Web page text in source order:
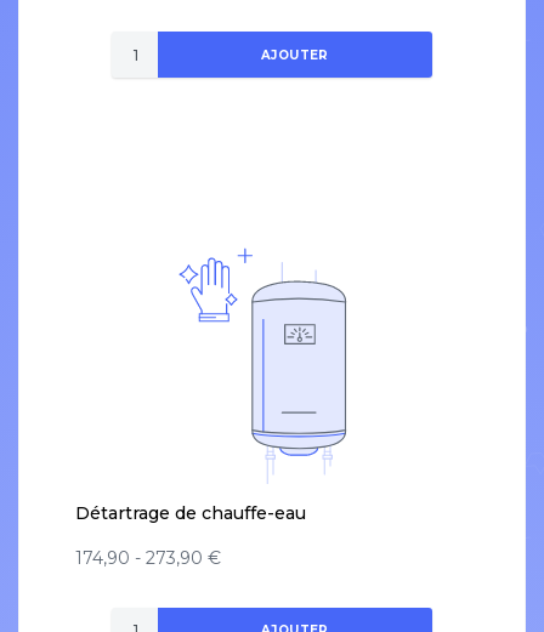
AJOUTER
Détartrage de chauffe-eau
174,90 - 273,90 €